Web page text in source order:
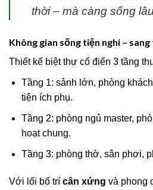
thời – mà càng sống
Không gian sống tiện nghi –
Thiết kế biệt thự cổ điển 3 tầng
Tầng 1: sảnh lớn, phòng
tiện ích phụ.
Tầng 2: phòng ngủ master,
hoạt chung.
Tầng 3: phòng thờ, sân phơi,
Với lối bố trí cân xứng và phong